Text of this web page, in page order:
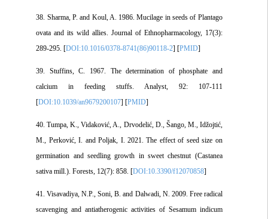
38. Sharma, P. and Koul, A. 1986. Mucilage in seeds of Plantago
ovata and its wild allies. Journal of Ethnopharmacology, 17(3):
289-295. [DOI:10.1016/0378-8741(86)90118-2] [PMID
39. Stuffins, C. 1967. The determination of phosphate and
calcium in feeding stuffs. Analyst, 92: 107-111
[DOI:10.1039/an9679200107] [PMID
40. Tumpa, K., Vidaković, A., Drvodelić, D., Šango, M., Idžojtić,
M., Perković, I. and Poljak, I. 2021. The effect of seed size on
germination and seedling growth in sweet chestnut (Castanea
sativa mill.). Forests, 12(7): 858. [DOI:10.3390/f12070858
41. Visavadiya, N.P., Soni, B. and Dalwadi, N. 2009. Free radical
scavenging and antiatherogenic activities of Sesamum indicum